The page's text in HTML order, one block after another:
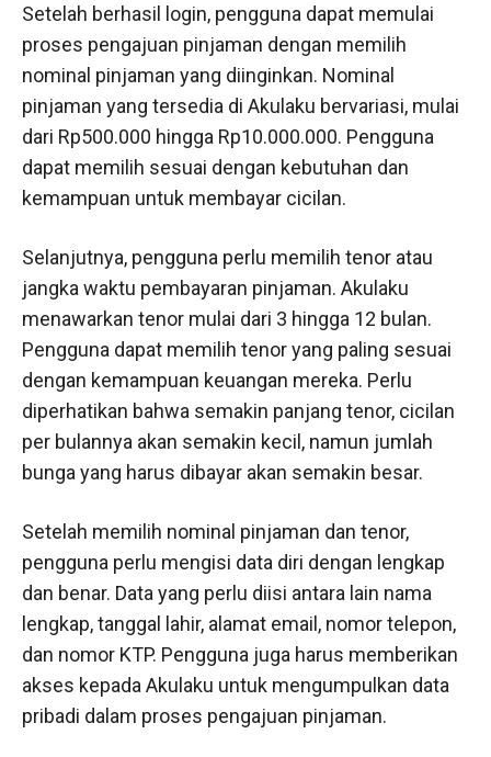
Setelah berhasil login, pengguna dapat memulai
proses pengajuan pinjaman dengan memilih
nominal pinjaman yang diinginkan. Nominal
pinjaman yang tersedia di Akulaku bervariasi, mulai
dari Rp500.000 hingga Rp10.000.000. Pengguna
dapat memilih sesuai dengan kebutuhan dan
kemampuan untuk membayar cicilan.
Selanjutnya, pengguna perlu memilih tenor atau
jangka waktu pembayaran pinjaman. Akulaku
menawarkan tenor mulai dari 3 hingga 12 bulan.
Pengguna dapat memilih tenor yang paling sesuai
dengan kemampuan keuangan mereka. Perlu
diperhatikan bahwa semakin panjang tenor, cicilan
per bulannya akan semakin kecil, namun jumlah
bunga yang harus dibayar akan semakin besar.
Setelah memilih nominal pinjaman dan tenor,
pengguna perlu mengisi data diri dengan lengkap
dan benar. Data yang perlu diisi antara lain nama
lengkap, tanggal lahir, alamat email, nomor telepon,
dan nomor KTP. Pengguna juga harus memberikan
akses kepada Akulaku untuk mengumpulkan data
pribadi dalam proses pengajuan pinjaman.